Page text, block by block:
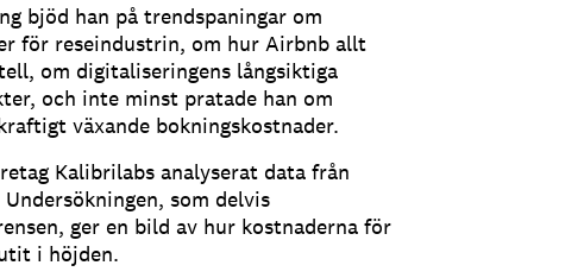
bjöd han på trendspaningar om
för reseindustrin, om hur Airbnb allt
om digitaliseringens långsiktiga
och inte minst pratade han om
växande bokningskostnader.
Kalibrilabs analyserat data från
som delvis
ger en bild av hur kostnaderna för
i höjden.